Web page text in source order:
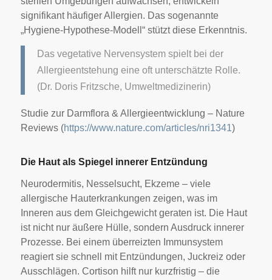
signifikant häufiger Allergien. Das sogenannte
„Hygiene-Hypothese-Modell“ stützt diese Erkenntnis.
Das vegetative Nervensystem spielt bei der
Allergieentstehung eine oft unterschätzte Rolle.
(Dr. Doris Fritzsche, Umweltmedizinerin)
Studie zur Darmflora & Allergieentwicklung – Nature
Reviews (https://www.nature.com/articles/nri1341)
Die Haut als Spiegel innerer Entzündung
Neurodermitis, Nesselsucht, Ekzeme – viele
allergische Hauterkrankungen zeigen, was im
Inneren aus dem Gleichgewicht geraten ist. Die Haut
ist nicht nur äußere Hülle, sondern Ausdruck innerer
Prozesse. Bei einem überreizten Immunsystem
reagiert sie schnell mit Entzündungen, Juckreiz oder
Ausschlägen. Cortison hilft nur kurzfristig – die